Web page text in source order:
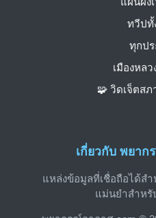
เกี่ยวกับ พยา
แหล่งข้อมูลที่เชื่อถือได้ส
แม่นยำสำหรั
ทวีปทั้
ทุกปร
เมืองหลว
🧩 วิดเจ็ตส